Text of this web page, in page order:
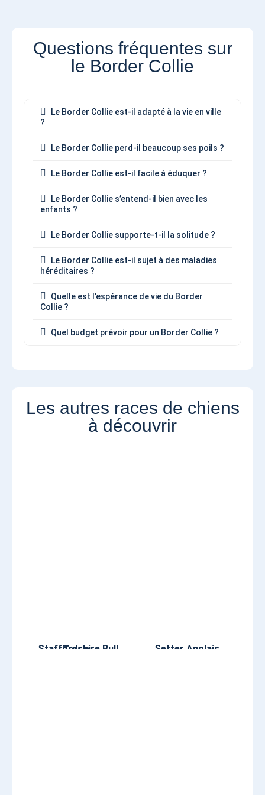
Questions fréquentes sur
le Border Collie
Le Border Collie est-il adapté à la vie en ville
?
Le Border Collie perd-il beaucoup ses poils ?
Le Border Collie est-il facile à éduquer ?
Le Border Collie s’entend-il bien avec les
enfants ?
Le Border Collie supporte-t-il la solitude ?
Le Border Collie est-il sujet à des maladies
héréditaires ?
Quelle est l’espérance de vie du Border
Collie ?
Quel budget prévoir pour un Border Collie ?
Les autres races de chiens
à découvrir
Staffordshire Bull Terrier Setter Anglais